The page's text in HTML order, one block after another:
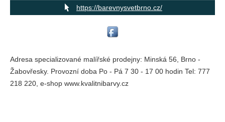
https://barevnysvetbrno.cz/
Adresa specializované malířské prodejny: Minská 56, Brno -
Žabovřesky. Provozní doba Po - Pá 7 30 - 17 00 hodin Tel: 777
218 220, e-shop www.kvalitnibarvy.cz